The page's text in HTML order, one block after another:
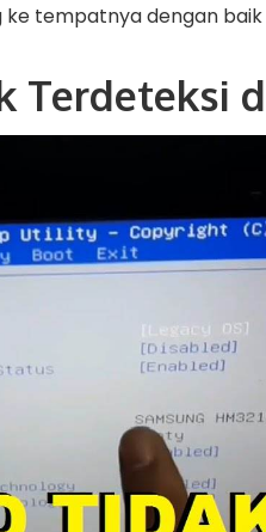
tempatnya dengan baik
Terdeteksi